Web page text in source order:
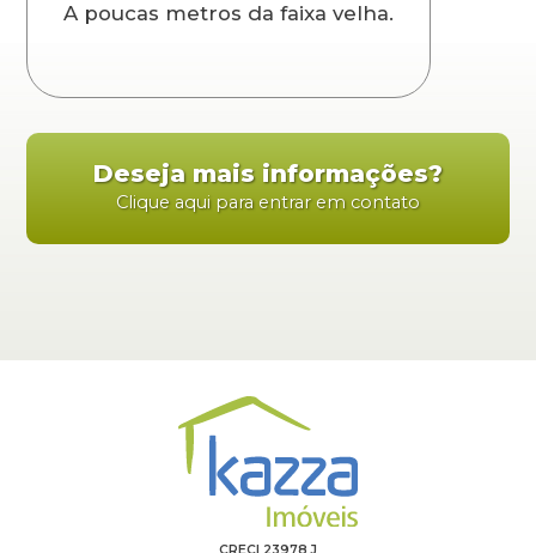
A poucas metros da faixa velha.
Deseja mais informações?
Clique aqui para entrar em contato